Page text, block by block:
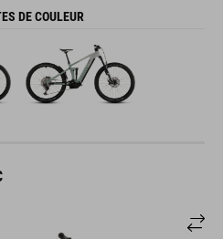
DE COULEUR